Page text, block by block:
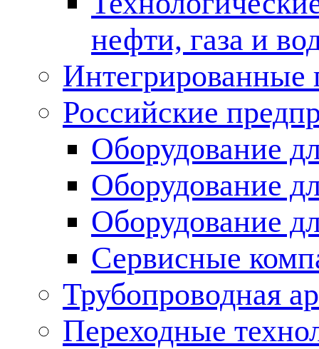
нефти, газа и
Российские
Оборудование
Оборудование
Оборудование
Сервисные
Трубопроводная
Переходные